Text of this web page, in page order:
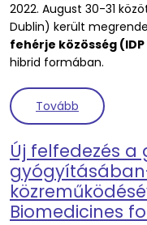
2022. August 30-31
Dublin) került
fehérje közösség
hibrid formában.
Tovább (Az IDP
Új felfedezés
Biomedicines